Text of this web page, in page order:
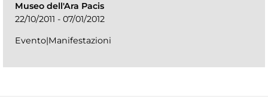
Museo dell'Ara Pacis
22/10/2011 - 07/01/2012
Evento|Manifestazioni